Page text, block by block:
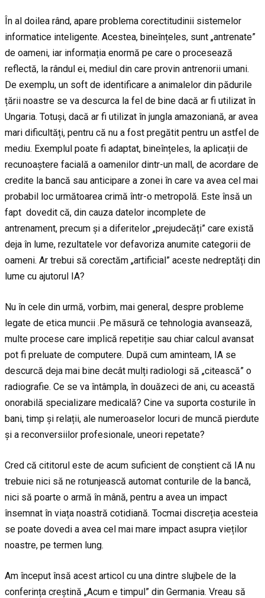
În al doilea rând, apare problema corectitudinii sistemelor
informatice inteligente. Acestea, bineînțeles, sunt „antrenate”
de oameni, iar informația enormă pe care o procesează
reflectă, la rândul ei, mediul din care provin antrenorii umani.
De exemplu, un soft de identificare a animalelor din pădurile
țării noastre se va descurca la fel de bine dacă ar fi utilizat în
Ungaria. Totuși, dacă ar fi utilizat în jungla amazoniană, ar avea
mari dificultăți, pentru că nu a fost pregătit pentru un astfel de
mediu. Exemplul poate fi adaptat, bineînțeles, la aplicații de
recunoaștere facială a oamenilor dintr-un mall, de acordare de
credite la bancă sau anticipare a zonei în care va avea cel mai
probabil loc următoarea crimă într-o metropolă. Este însă un
fapt dovedit că, din cauza datelor incomplete de
antrenament, precum și a diferitelor „prejudecăți” care există
deja în lume, rezultatele vor defavoriza anumite categorii de
oameni. Ar trebui să corectăm „artificial” aceste nedreptăți din
lume cu ajutorul IA?
Nu în cele din urmă, vorbim, mai general, despre probleme
legate de etica muncii .Pe măsură ce tehnologia avansează,
multe procese care implică repetiție sau chiar calcul avansat
pot fi preluate de computere. După cum aminteam, IA se
descurcă deja mai bine decât mulți radiologi să „citească” o
radiografie. Ce se va întâmpla, în douăzeci de ani, cu această
onorabilă specializare medicală? Cine va suporta costurile în
bani, timp și relații, ale numeroaselor locuri de muncă pierdute
și a reconversiilor profesionale, uneori repetate?
Cred că cititorul este de acum suficient de conștient că IA nu
trebuie nici să ne rotunjească automat conturile de la bancă,
nici să poarte o armă în mână, pentru a avea un impact
însemnat în viața noastră cotidiană. Tocmai discreția acesteia
se poate dovedi a avea cel mai mare impact asupra vieților
noastre, pe termen lung.
Am început însă acest articol cu una dintre slujbele de la
conferința creștină „Acum e timpul” din Germania. Vreau să